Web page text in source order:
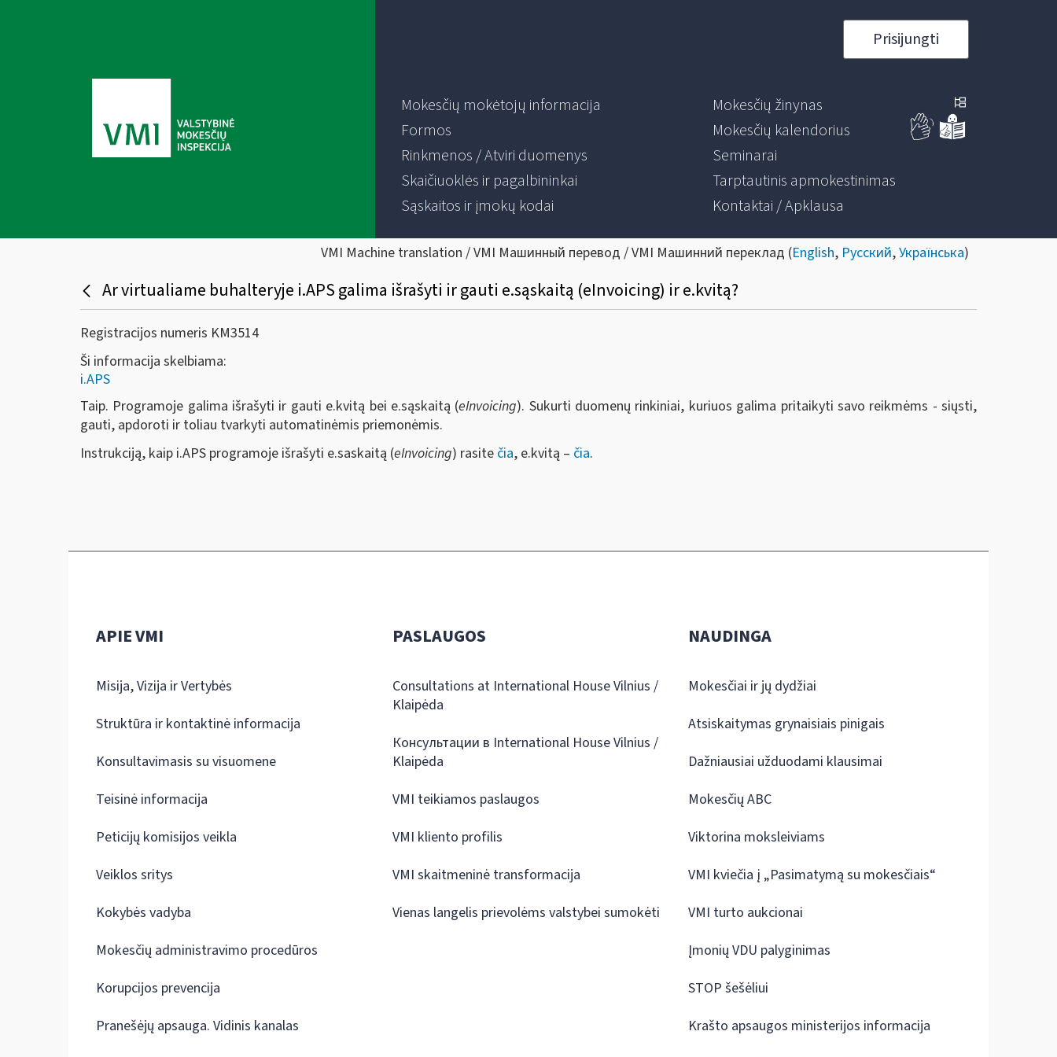
Prisijungti
Mokesčių mokėtojų informacija
Formos
Rinkmenos / Atviri duomenys
Skaičiuoklės ir pagalbininkai
Sąskaitos ir įmokų kodai
Mokesčių žinynas
Mokesčių kalendorius
Seminarai
Tarptautinis apmokestinimas
Kontaktai / Apklausa
VMI Machine translation / VMI Машинный перевод / VMI Машинний переклад (English, Русский,Українська)
Ar virtualiame buhalteryje i.APS galima išrašyti ir gauti e.sąskaitą (eInvoicing) ir e.kvitą?
Registracijos numeris KM3514
Ši informacija skelbiama:
i.APS
Taip. Programoje galima išrašyti ir gauti e.kvitą bei e.sąskaitą (eInvoicing). Sukurti duomenų rinkiniai, kuriuos galima pritaikyti savo reikmėms - siųsti,
gauti, apdoroti ir toliau tvarkyti automatinėmis priemonėmis.
Instrukciją, kaip i.APS programoje išrašyti e.saskaitą (eInvoicing) rasite čia, e.kvitą – čia.
APIE VMI
Misija, Vizija ir Vertybės
Struktūra ir kontaktinė informacija
Konsultavimasis su visuomene
Teisinė informacija
Peticijų komisijos veikla
Veiklos sritys
Kokybės vadyba
Mokesčių administravimo procedūros
Korupcijos prevencija
Pranešėjų apsauga. Vidinis kanalas
PASLAUGOS
Consultations at International House Vilnius /
Klaipėda
Консультации в International House Vilnius /
Klaipėda
VMI teikiamos paslaugos
VMI kliento profilis
VMI skaitmeninė transformacija
Vienas langelis prievolėms valstybei sumokėti
NAUDINGA
Mokesčiai ir jų dydžiai
Atsiskaitymas grynaisiais pinigais
Dažniausiai užduodami klausimai
Mokesčių ABC
Viktorina moksleiviams
VMI kviečia į „Pasimatymą su mokesčiais“
VMI turto aukcionai
Įmonių VDU palyginimas
STOP šešėliui
Krašto apsaugos ministerijos informacija